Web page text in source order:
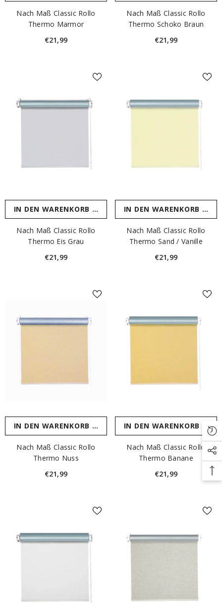
Nach Maß Classic Rollo
Thermo Marmor
€21,99
Nach Maß Classic Rollo
Thermo Schoko Braun
€21,99
IN DEN WARENKORB LEGEN
Nach Maß Classic Rollo
Thermo Eis Grau
€21,99
IN DEN WARENKORB
Nach Maß Classic Rollo
Thermo Sand / Vanille
€21,99
IN DEN WARENKORB LEGEN
Nach Maß Classic Rollo
Thermo Nuss
€21,99
IN DEN WARENKORB
Nach Maß Classic Rollo
Thermo Banane
€21,99